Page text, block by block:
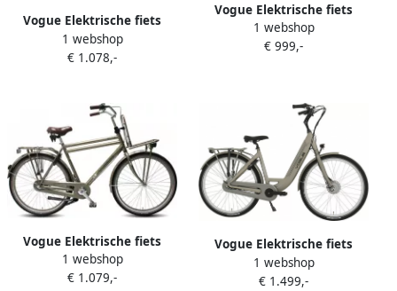
Vogue Elektrische fiets
Premium Dames 48 cm
Bruin 468 Wh Bruin
1 webshop
€ 1.078,-
Vogue Elektrische fiets
Basic N3 Dames 47 cm Mat
zwart 468 Wh Mat zwart
1 webshop
€ 999,-
Vogue Elektrische fiets
Comfort Dames 46 cm
Blauw 468 Wh Blauw
1 webshop
€ 1.079,-
Vogue Elektrische fiets
Mestengo Dames 51 cm
Grijs 468 Wh Grijs
1 webshop
€ 1.499,-